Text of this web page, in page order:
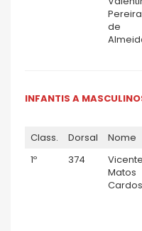
Pereira
de
INFANTIS A
Class. Dorsal Nome
1º
374
Vicente
Matos